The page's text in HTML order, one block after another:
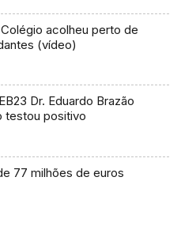
acolheu perto de
(vídeo)
Dr. Eduardo Brazão
testou positivo
77 milhões de euros